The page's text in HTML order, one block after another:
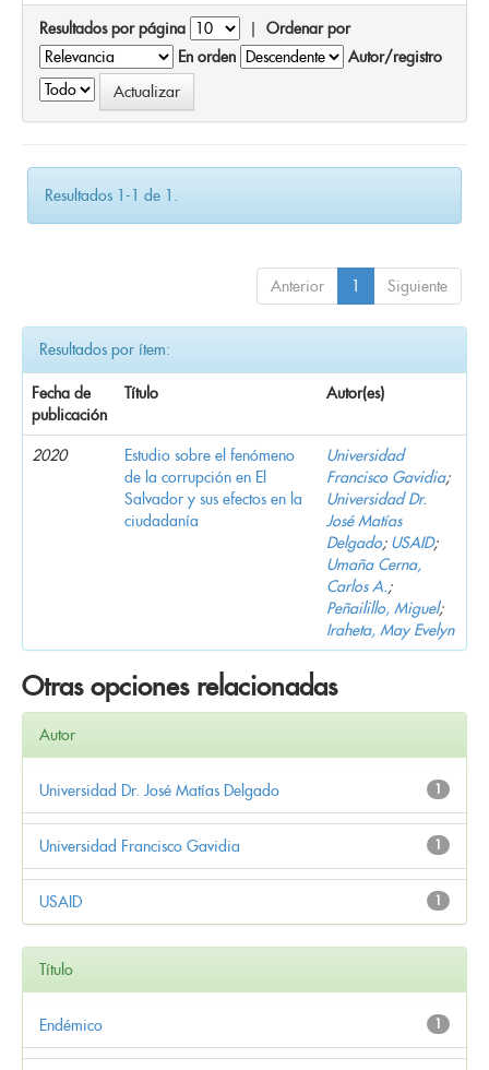
Resultados por página | Ordenar por
En orden
Autor/registro
Resultados 1-1 de 1.
Anterior 1 Siguiente
Resultados por ítem:
Fecha de
publicación
Título Autor(es)
2020
Estudio sobre el fenómeno
de la corrupción en El
Salvador y sus efectos en la
ciudadanía
Universidad
Francisco Gavidia;
Universidad Dr.
José Matías
Delgado; USAID;
Umaña Cerna,
Carlos A.;
Peñailillo, Miguel;
Iraheta, May Evelyn
Otras opciones relacionadas
Autor
1
Universidad Dr. José Matías Delgado
1
Universidad Francisco Gavidia
1
USAID
Título
1
Endémico